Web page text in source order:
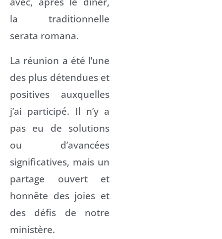
la traditionnelle
serata romana.
La réunion a été l’une
des plus détendues et
positives auxquelles
j’ai participé. Il n’y a
pas eu de solutions
ou d’avancées
significatives, mais un
partage ouvert et
honnête des joies et
des défis de notre
ministère.